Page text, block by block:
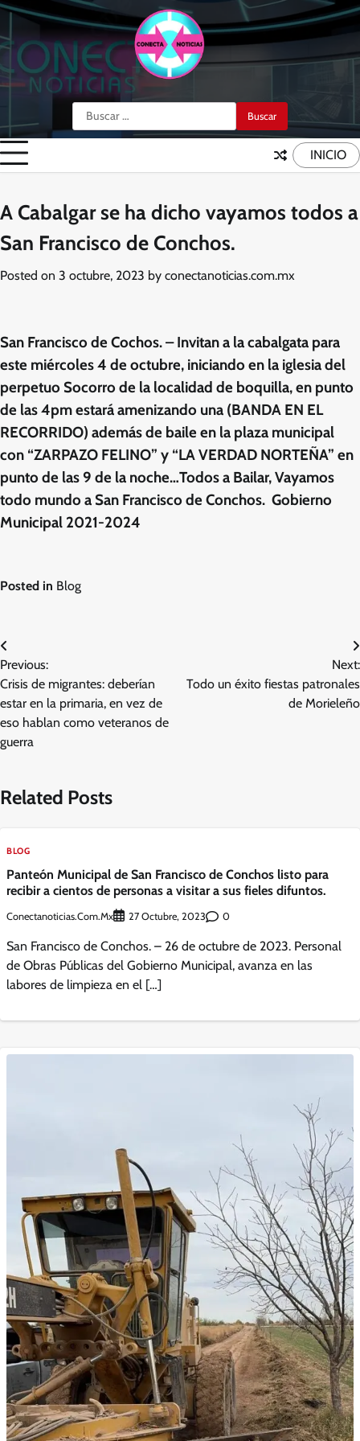
Skip
content
Buscar:
INICIO
A Cabalgar se ha dicho vayamos todos a
San Francisco de Conchos.
Posted on 3 octubre, 2023 by conectanoticias.com.mx
San Francisco de Cochos. – Invitan a la cabalgata para
este miércoles 4 de octubre, iniciando en la iglesia del
perpetuo Socorro de la localidad de boquilla, en punto
de las 4pm estará amenizando una (BANDA EN EL
RECORRIDO) además de baile en la plaza municipal
con “ZARPAZO FELINO” y “LA VERDAD NORTEÑA” en
punto de las 9 de la noche…Todos a Bailar, Vayamos
todo mundo a San Francisco de Conchos. Gobierno
Municipal 2021-2024
Posted in Blog
Navegación
de
entradas
Previous:
Crisis de migrantes: deberían
estar en la primaria, en vez de
eso hablan como veteranos de
guerra
Next:
Todo un éxito fiestas patronales
de Morieleño
Related Posts
BLOG
Panteón Municipal de San Francisco de Conchos listo para
recibir a cientos de personas a visitar a sus fieles difuntos.
Conectanoticias.com.mx 27 Octubre, 2023 0
San Francisco de Conchos. – 26 de octubre de 2023. Personal
de Obras Públicas del Gobierno Municipal, avanza en las
labores de limpieza en el […]